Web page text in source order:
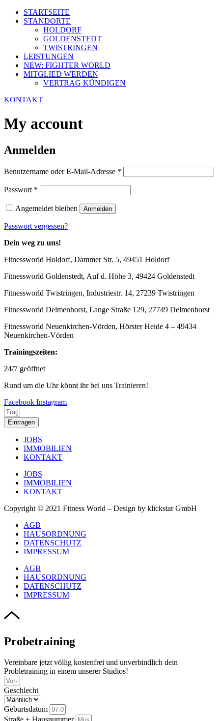
STARTSEITE
STANDORTE
HOLDORF
GOLDENSTEDT
TWISTRINGEN
LEISTUNGEN
NEW: FIGHTER WORLD
MITGLIED WERDEN
VERTRAG KÜNDIGEN
KONTAKT
My account
Anmelden
Benutzername oder E-Mail-Adresse *
Passwort *
Angemeldet bleiben Anmelden
Passwort vergessen?
Dein weg zu uns!
Fitnessworld Holdorf, Dammer Str. 5, 49451 Holdorf
Fitnessworld Goldenstedt, Auf d. Höhe 3, 49424 Goldenstedt
Fitnessworld Twistringen, Industriestr. 14, 27239 Twistringen
Fitnessworld Delmenhorst, Lange Straße 129, 27749 Delmenhorst
Fitnessworld Neuenkirchen-Vörden, Hörster Heide 4 – 49434
Neuenkirchen-Vörden
Trainingszeiten:
24/7 geöffnet
Rund um die Uhr könnt ihr bei uns Trainieren!
Facebook Instagram
Eintragen
JOBS
IMMOBILIEN
KONTAKT
JOBS
IMMOBILIEN
KONTAKT
Copyright © 2021 Fitness World – Design by klickstar GmbH
AGB
HAUSORDNUNG
DATENSCHUTZ
IMPRESSUM
AGB
HAUSORDNUNG
DATENSCHUTZ
IMPRESSUM
Probetraining
Vereinbare jetzt völlig kostenfrei und unverbindlich dein
Probletraining in einem unserer Studios!
Geschlecht
Geburtsdatum
Straße + Hausnummer